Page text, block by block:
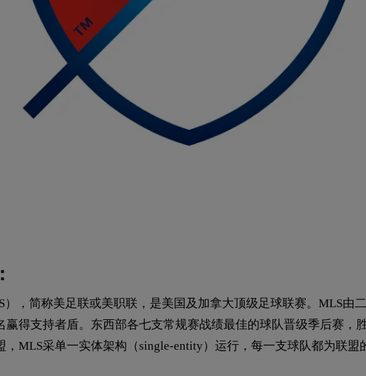
），简称美足联或美职联，是美国及加拿大顶级足球联赛。MLS由
得支持者盾。东西部各七支常规赛战绩最佳的球队晋级季后赛，
MLS采单一实体架构（single-entity）运行，每一支球队都为联